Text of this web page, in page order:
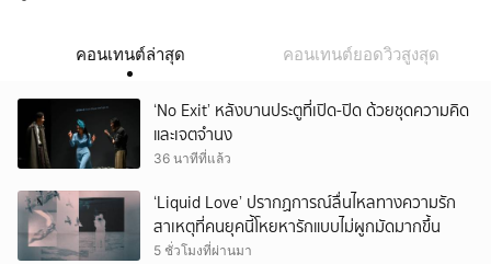
คอนเทนต์ล่าสุด คอนเทนต์ยอดวิวสูงสุด
‘No Exit’ หลังบานประตูที่เปิด-ปิด ด้วยชุดความคิด
และเจตจำนง
36 นาทีที่แล้ว
‘Liquid Love’ ปรากฏการณ์ลื่นไหลทางความรัก
สาเหตุที่คนยุคนี้โหยหารักแบบไม่ผูกมัดมากขึ้น
5 ชั่วโมงที่ผ่านมา